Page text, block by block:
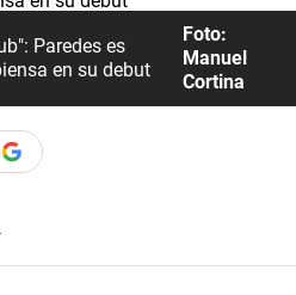
Paredes es
en su debut
Foto:
Manuel
Cortina